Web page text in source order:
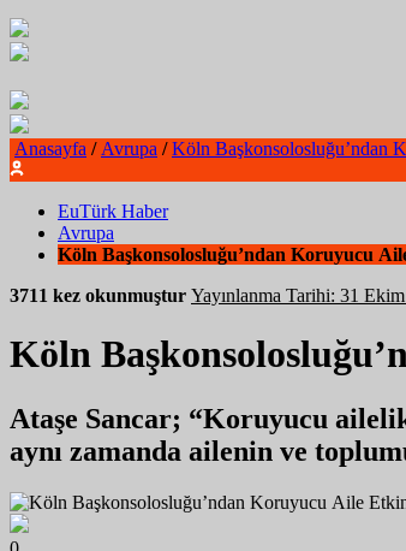
Anasayfa / Avrupa / Köln Başkonsolosluğu’ndan
EuTürk Haber
Avrupa
Köln Başkonsolosluğu’ndan Koruyucu
3711 kez okunmuştur
Yayınlanma Tarihi:
Köln
Ataşe Sancar; “Koruyucu
aynı zamanda ailenin ve